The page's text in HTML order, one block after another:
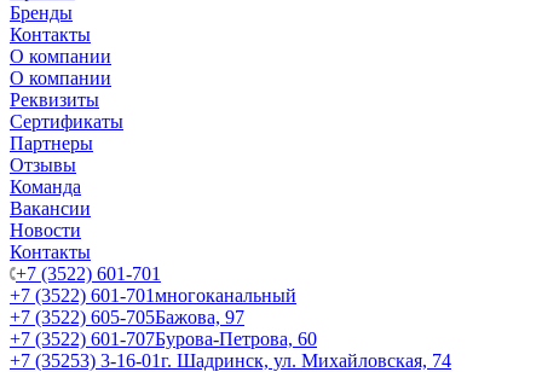
Бренды
Контакты
О компании
О компании
Реквизиты
Сертификаты
Партнеры
Отзывы
Команда
Вакансии
Новости
Контакты
+7 (3522) 601-701
+7 (3522) 601-701многоканальный
+7 (3522) 605-705Бажова, 97
+7 (3522) 601-707Бурова-Петрова, 60
+7 (35253) 3-16-01г. Шадринск, ул. Михайловская, 74